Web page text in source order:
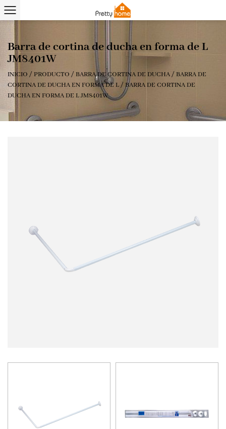
Barra de cortina de ducha en forma de L
JM8401W
INICIO /PRODUCTO /BARRA DE CORTINA DE DUCHA/BARRA DE
CORTINA DE DUCHA EN FORMA DE L/BARRA DE CORTINA DE
DUCHA EN FORMA DE L JM8401W